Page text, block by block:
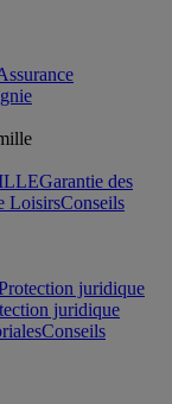
Garantie des
LoisirsConseils
juridique
juridique
Conseils